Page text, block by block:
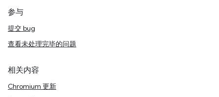
参与
提交 bug
查看未处理完毕的问题
相关内容
Chromium 更新